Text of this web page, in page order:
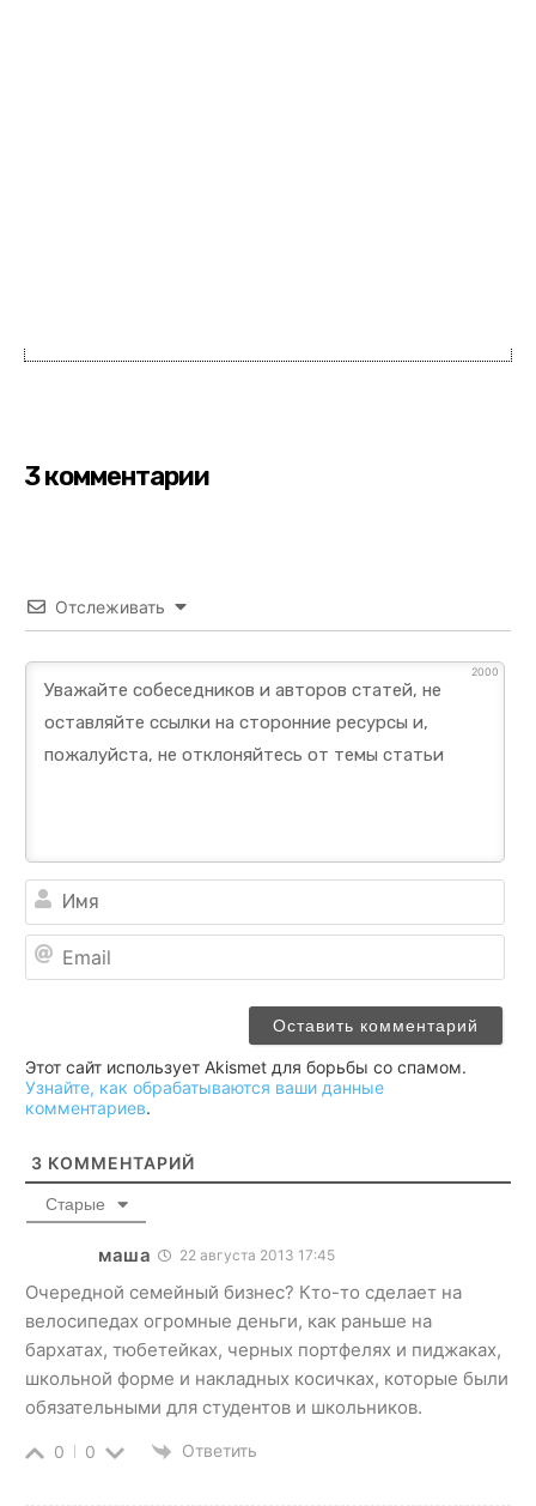
3 комментарии
Отслеживать
2000
Этот сайт использует Akismet для борьбы со спамом.
Узнайте, как обрабатываются ваши данные
комментариев.
3 КОММЕНТАРИЙ
Старые
маша 22 августа 2013 17:45
Очередной семейный бизнес? Кто-то сделает на
велосипедах огромные деньги, как раньше на
бархатах, тюбетейках, черных портфелях и пиджаках,
школьной форме и накладных косичках, которые были
обязательными для студентов и школьников.
0 0 Ответить